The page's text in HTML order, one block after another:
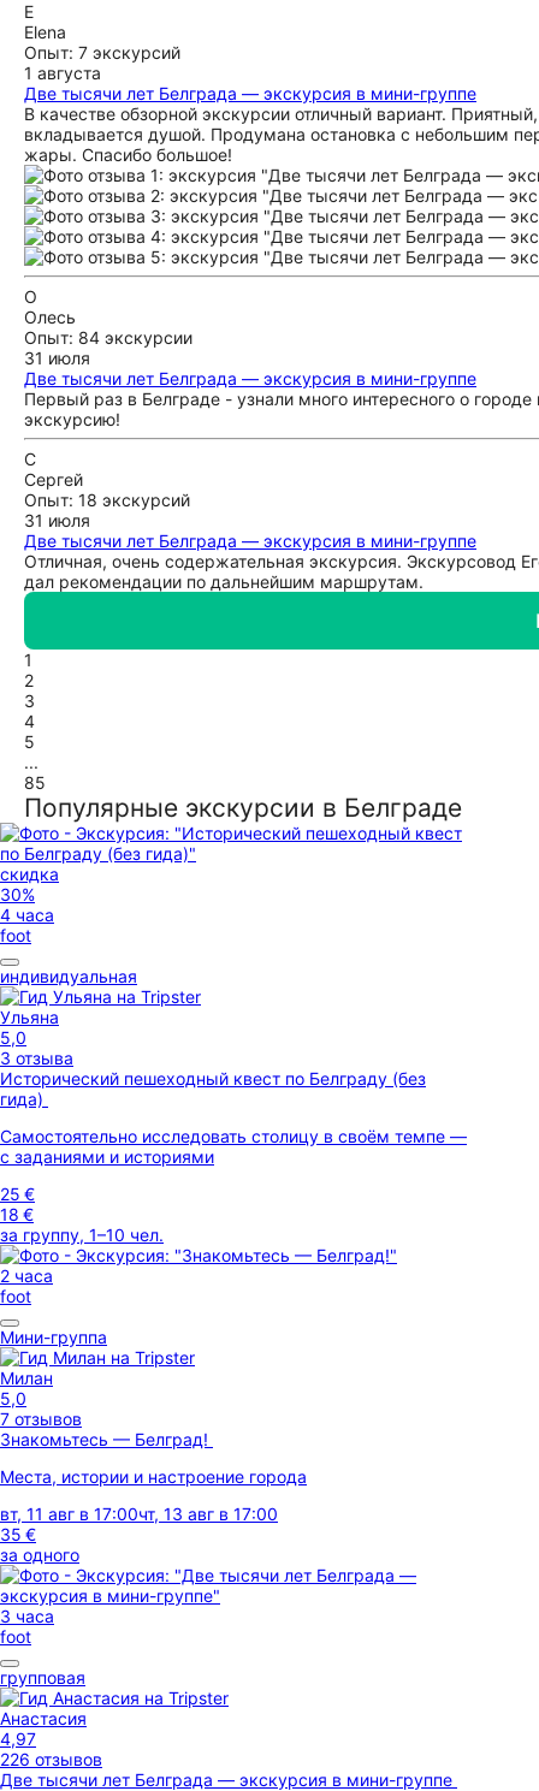
E
Elena
Опыт: 7 экскурсий
1 августа
Две тысячи лет Белграда — экскурсия в мини-группе
В качестве обзорной экскурсии отличный вариант.
вкладывается душой. Продумана остановка с небольшим
жары. Спасибо большое!
О
Олесь
Опыт: 84 экскурсии
31 июля
Две тысячи лет Белграда — экскурсия в мини-группе
Первый раз в Белграде - узнали много интересного о
экскурсию!
С
Сергей
Опыт: 18 экскурсий
31 июля
Две тысячи лет Белграда — экскурсия в мини-группе
Отличная, очень содержательная экскурсия. Экскурсовод
дал рекомендации по дальнейшим маршрутам.
1
2
3
4
5
...
85
Популярные экскурсии в Белграде
скидка
30%
4 часа
foot
индивидуальная
Ульяна
5,0
3 отзыва
Исторический пешеходный квест по Белграду (без
гида)
Самостоятельно исследовать столицу в своём темпе —
с заданиями и историями
25 €
18 €
за группу, 1–10 чел.
2 часа
foot
Мини-группа
Милан
5,0
7 отзывов
Знакомьтесь — Белград!
Места, истории и настроение города
вт, 11 авг в 17:00чт, 13 авг в 17:00
35 €
за одного
3 часа
foot
групповая
Анастасия
4,97
226 отзывов
Две тысячи лет Белграда — экскурсия в мини-группе